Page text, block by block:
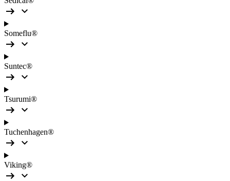
Someflu®
Suntec®
Tsurumi®
Tuchenhagen®
Viking®